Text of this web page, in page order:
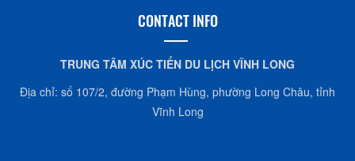
CONTACT INFO
TRUNG TÂM XÚC TIẾN DU LỊCH VĨNH LONG
Địa chỉ: số 107/2, đường Phạm Hùng, phường Long Châu, tỉnh
Vĩnh Long